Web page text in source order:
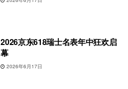
2026京东618瑞士名表年中狂欢启
幕
2026年6月17日